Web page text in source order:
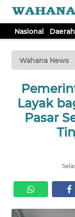
Nasional Daerah
Wahana News
Layak
Pasar
TV
Tutup
NASIONAL
DAERAH
EKUIN